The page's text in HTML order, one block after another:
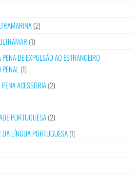
(2)
(1)
DE EXPULSÃO AO ESTRANGEIRO
PENAL(1)
ACESSÓRIA(2)
PORTUGUESA(2)
LÍNGUA PORTUGUESA(1)